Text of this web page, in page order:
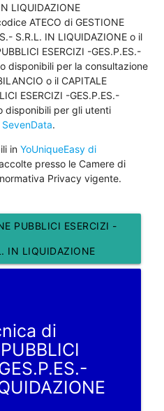
LIQUIDAZIONE
ATECO di GESTIONE
S.R.L. IN LIQUIDAZIONE o il
ESERCIZI -GES.P.ES.-
disponibili per la consultazione
o il CAPITALE
ESERCIZI -GES.P.ES.-
disponibili per gli utenti
.
inYoUniqueEasy di
presso le Camere di
Privacy vigente.
PUBBLICI ESERCIZI -
IN LIQUIDAZIONE
di